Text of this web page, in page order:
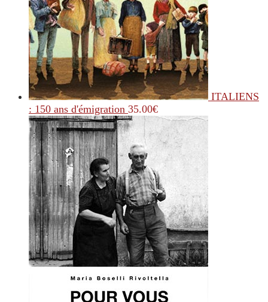
ITALIENS
: 150 ans d'émigration 35.00€